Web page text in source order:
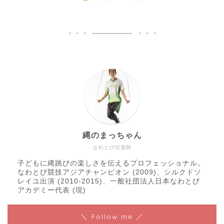
なわとび伝道師
縄のまっちゃん
子どもに縄跳びの楽しさを伝えるプロフェッショナル。
なわとび競技アジアチャンピオン (2009)、シルクドソ
レイユ出演 (2010-2015)、一般社団法人日本なわとび
アカデミー代表 (現)
＼ Follow me ／